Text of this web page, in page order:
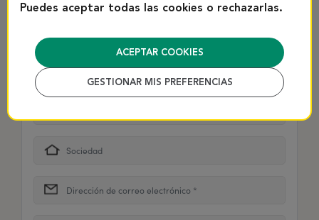
Puedes aceptar todas las cookies o rechazarlas.
ACEPTAR COOKIES
GESTIONAR MIS PREFERENCIAS
Utilice el formulario de contacto a continuación para
enviarnos un mensaje.